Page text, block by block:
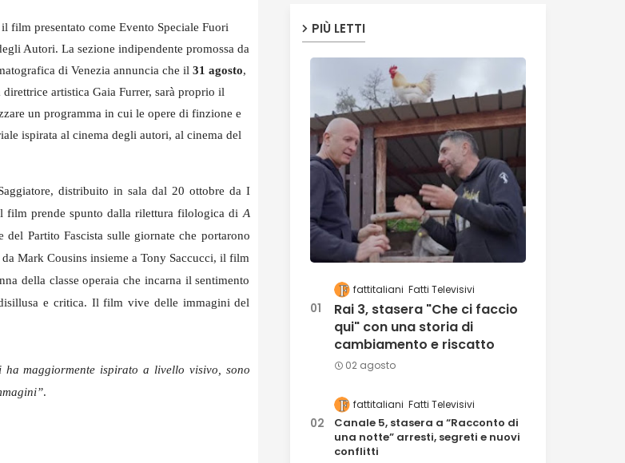
film presentato come Evento Speciale Fuori
Autori. La sezione indipendente promossa da
di Venezia annuncia che il 31 agosto,
artistica Gaia Furrer, sarà proprio il
un programma in cui le opere di finzione e
ispirata al cinema degli autori, al cinema del
distribuito in sala dal 20 ottobre da I
film prende spunto dalla rilettura filologica di A
Partito Fascista sulle giornate che portarono
Mark Cousins insieme a Tony Saccucci, il film
della classe operaia che incarna il sentimento
e critica. Il film vive delle immagini del
ha maggiormente ispirato a livello visivo, sono
.
PIÙ LETTI
fattitaliani Fatti Televisivi
Rai 3, stasera "Che ci faccio
qui" con una storia di
cambiamento e riscatto
02 agosto
fattitaliani Fatti Televisivi
Canale 5, stasera a “Racconto di
una notte” arresti, segreti e nuovi
conflitti